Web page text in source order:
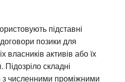
підставні
позики для
власників активів або їх
складні
з численними проміжними